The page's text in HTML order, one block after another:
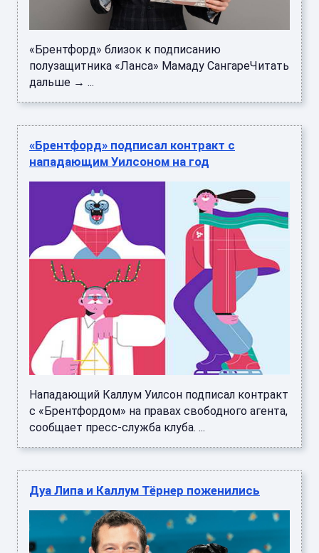
«Брентфорд» близок к подписанию
полузащитника «Ланса» Мамаду СангареЧитать
дальше → ...
«Брентфорд» подписал контракт с
нападающим Уилсоном на год
Нападающий Каллум Уилсон подписал контракт
с «Брентфордом» на правах свободного агента,
сообщает пресс-служба клуба. ...
Дуа Липа и Каллум Тёрнер поженились